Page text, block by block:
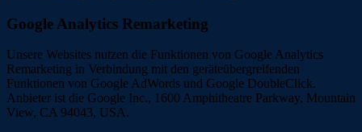
Google Analytics Remarketing
Unsere Websites nutzen die Funktionen von Google Analytics
Remarketing in Verbindung mit den geräteübergreifenden
Funktionen von Google AdWords und Google DoubleClick.
Anbieter ist die Google Inc., 1600 Amphitheatre Parkway, Mountain
View, CA 94043, USA.